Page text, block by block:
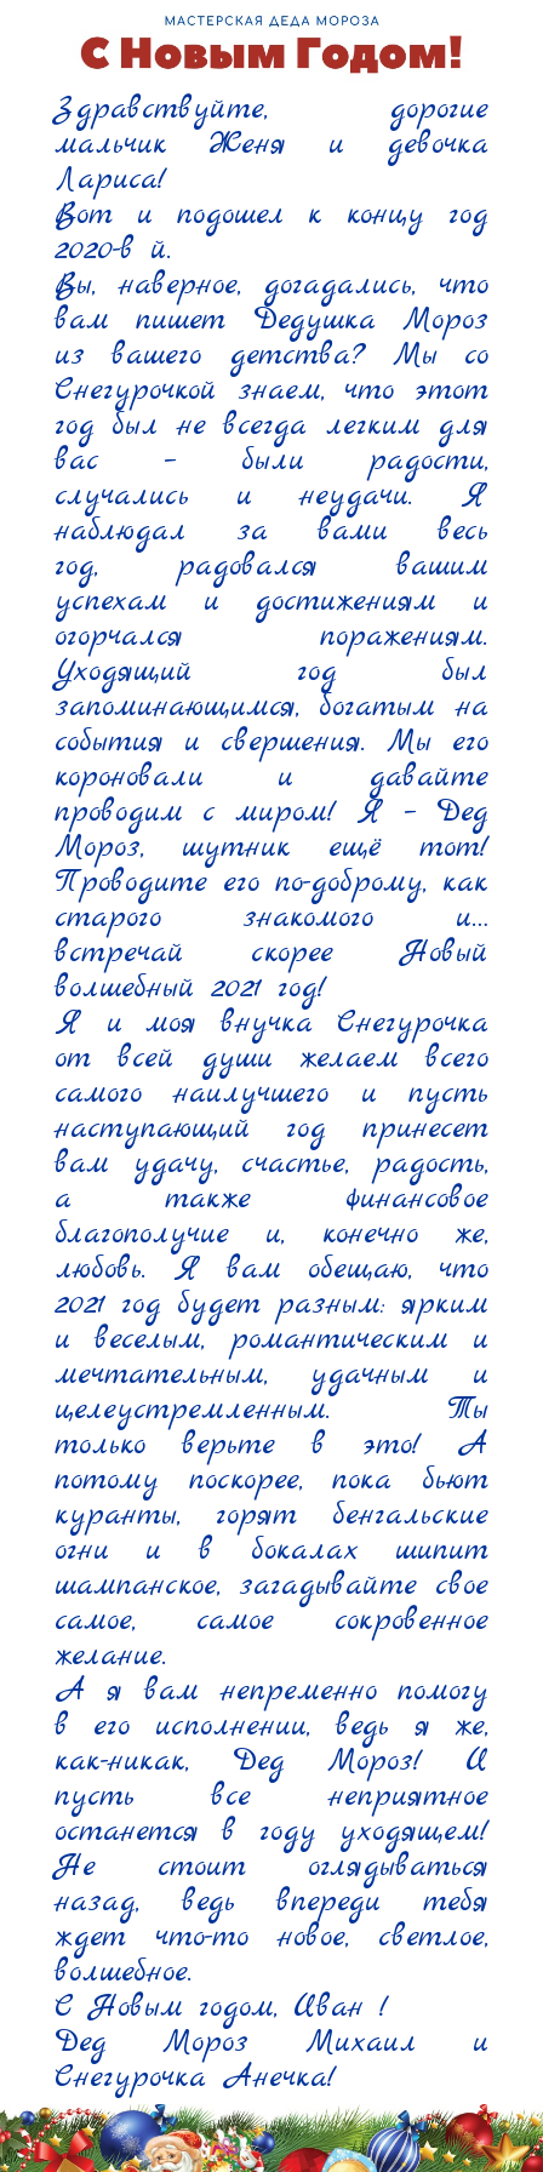
Здравствуйте, дорогие
мальчик Женя и девочка
Лариса!
Вот и подошел к концу год
2020-в й.
Вы, наверное, догадались, что
вам пишет Дедушка Мороз
из вашего детства? Мы со
Снегурочкой знаем, что этот
год был не всегда легким для
вас – были радости,
случались и неудачи. Я
наблюдал за вами весь
год, радовался вашим
успехам и достижениям и
огорчался поражениям.
Уходящий год был
запоминающимся, богатым на
события и свершения. Мы его
короновали и давайте
проводим с миром! Я – Дед
Мороз, шутник ещё тот!
Проводите его по-доброму, как
старого знакомого и…
встречай скорее Новый
волшебный 2021 год!
Я и моя внучка Снегурочка
от всей души желаем всего
самого наилучшего и пусть
наступающий год принесет
вам удачу, счастье, радость,
а также финансовое
благополучие и, конечно же,
любовь. Я вам обещаю, что
2021 год будет разным: ярким
и веселым, романтическим и
мечтательным, удачным и
целеустремленным. Ты
только верьте в это! А
потому поскорее, пока бьют
куранты, горят бенгальские
огни и в бокалах шипит
шампанское, загадывайте свое
самое, самое сокровенное
желание.
А я вам непременно помогу
в его исполнении, ведь я же,
как-никак, Дед Мороз! И
пусть все неприятное
останется в году уходящем!
Не стоит оглядываться
назад, ведь впереди тебя
ждет что-то новое, светлое,
волшебное.
С Новым годом, Иван !
Дед Мороз Михаил и
Снегурочка Анечка!